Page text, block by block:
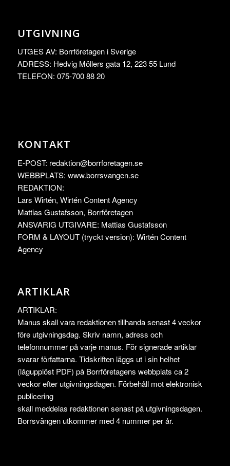
UTGIVNING
UTGES AV: Borrföretagen i Sverige
ADRESS: Hedvig Möllers gata 12, 223 55 Lund
TELEFON: 075-700 88 20
KONTAKT
E-POST: redaktion@borrforetagen.se
WEBBPLATS: www.borrsvangen.se
REDAKTION:
Lars Wirtén, Wirtén Content Agency
Mattias Gustafsson, Borrföretagen
ANSVARIG UTGIVARE: Mattias Gustafsson
FORM & LAYOUT (tryckt version): Wirtén Content
Agency
ARTIKLAR
ARTIKLAR:
Manus skall vara redaktionen tillhanda senast 4 veckor
före utgivningsdag. Skriv namn, adress och
telefonnummer på varje manus. För signerade artiklar
svarar författarna. Tidskriften läggs ut i sin helhet
(lågupplöst PDF) på Borrföretagens webbplats ca 2
veckor efter utgivningsdagen. Förbehåll mot elektronisk
publicering
skall meddelas redaktionen senast på utgivningsdagen.
Borrsvängen utkommer med 4 nummer per år.